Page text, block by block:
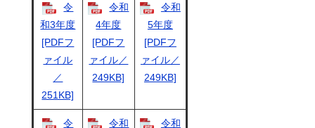
令
和3年度
[PDFフ
ァイル
／
251KB]
令和
4年度
[PDFフ
ァイル／
249KB]
令和
5年度
[PDFフ
ァイル／
249KB]
令
令和
令和